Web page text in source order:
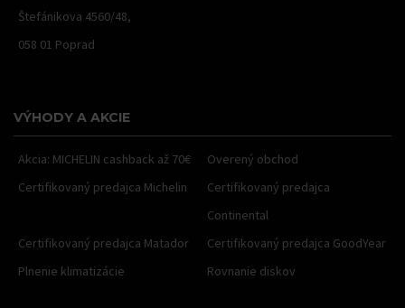
Štefánikova 4560/48,
058 01 Poprad
VÝHODY A AKCIE
Akcia: MICHELIN cashback až 70€
Overený obchod
Certifikovaný predajca Michelin
Certifikovaný predajca
Continental
Certifikovaný predajca Matador
Certifikovaný predajca GoodYear
Plnenie klimatizácie
Rovnanie diskov